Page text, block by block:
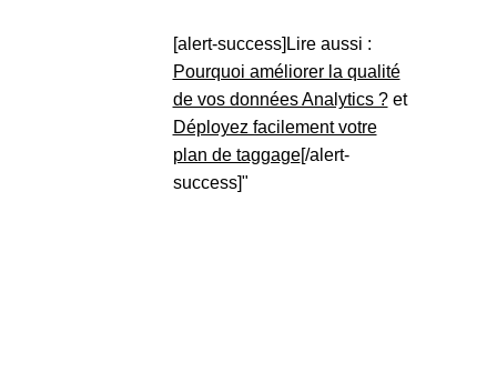
[alert-success]Lire aussi :
Pourquoi améliorer la qualité
de vos données Analytics ?et
Déployez facilement votre
plan de taggage[/alert-
success]"